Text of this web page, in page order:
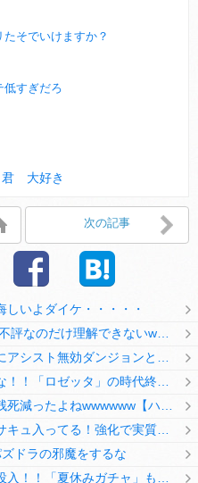
たそでいけますか？
低すぎだろ
大好き
次の記事
しいよダイケ・・・・・
ドラの邪魔をするな